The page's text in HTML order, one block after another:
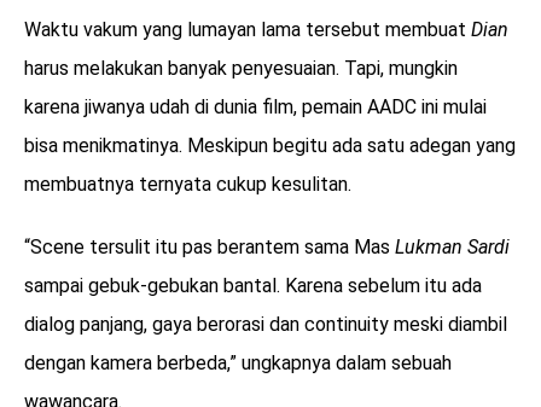
Waktu vakum yang lumayan lama tersebut membuat Dian
harus melakukan banyak penyesuaian. Tapi, mungkin
karena jiwanya udah di dunia film, pemain AADC ini mulai
bisa menikmatinya. Meskipun begitu ada satu adegan yang
membuatnya ternyata cukup kesulitan.
“Scene tersulit itu pas berantem sama Mas Lukman Sardi
sampai gebuk-gebukan bantal. Karena sebelum itu ada
dialog panjang, gaya berorasi dan continuity meski diambil
dengan kamera berbeda,” ungkapnya dalam sebuah
wawancara.